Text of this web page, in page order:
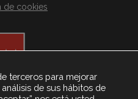
de cookies
terceros para mejorar
de sus hábitos de